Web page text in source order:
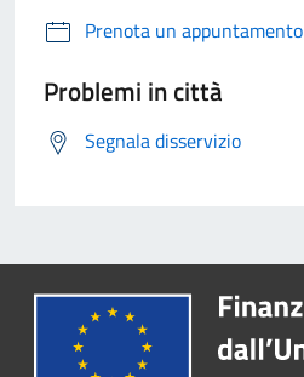
Prenota un appuntamento
Problemi in città
Segnala disservizio